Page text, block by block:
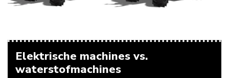
Elektrische machines vs.
waterstofmachines